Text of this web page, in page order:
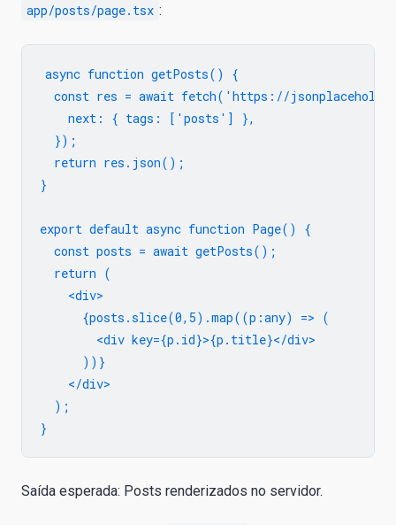
app/posts/page.tsx :
async function getPosts() {
const res = await fetch('https://
    next: { tags: ['posts'] },
  });
  return res.json();
}
export default async function Page() {
  const posts = await getPosts();
  return (
    <div>
      {posts.slice(0,5).map((p:any) => (
        <div key={p.id}>{p.title}</div>
      ))}
    </div>
  );
Saída esperada: Posts renderizados no servidor.